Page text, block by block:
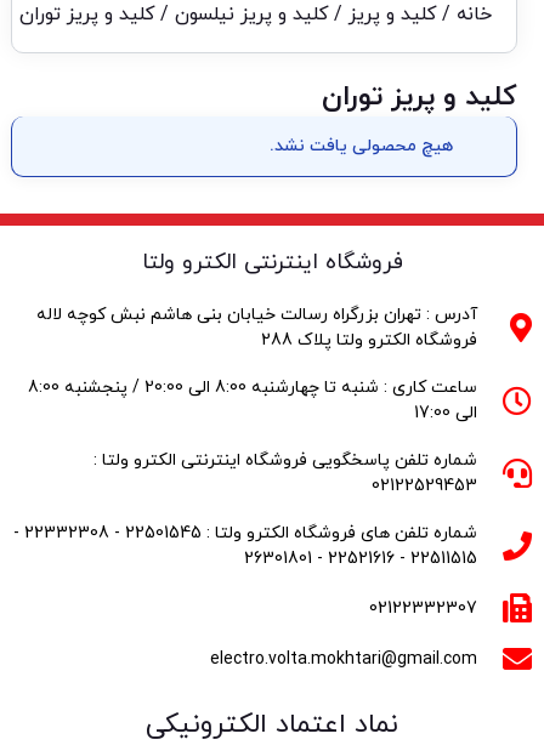
خانه /کلید و پریز /کلید و پریز نیلسون/ کلید و پریز توران
کلید و پریز توران
هیچ محصولی یافت نشد.
فروشگاه اینترنتی الکترو ولتا
آدرس : تهران بزرگراه رسالت خیابان بنی هاشم نبش کوچه لاله
فروشگاه الکترو ولتا پلاک 288
ساعت کاری : شنبه تا چهارشنبه 8:00 الی 20:00 / پنجشنبه 8:00
الی 17:00
شماره تلفن پاسخگویی فروشگاه اینترنتی الکترو ولتا :
02122529453
شماره تلفن های فروشگاه الکترو ولتا : 22501545 - 22332308 -
22511515 - 22521616 - 26301801
02122332307
electro.volta.mokhtari@gmail.com
نماد اعتماد الکترونیکی